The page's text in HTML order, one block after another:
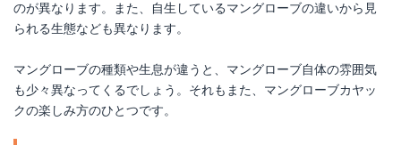
のが異なります。また、自生しているマングローブの違いから見
られる生態なども異なります。
マングローブの種類や生息が違うと、マングローブ自体の雰囲気
も少々異なってくるでしょう。それもまた、マングローブカヤッ
クの楽しみ方のひとつです。